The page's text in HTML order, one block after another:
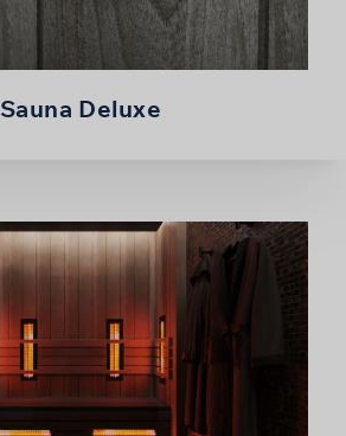
Sauna Deluxe